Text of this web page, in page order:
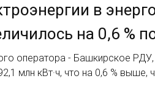
в
на 0,6 %
оператора - Башкирское
млн кВт·ч, что на 0,6 % выше,